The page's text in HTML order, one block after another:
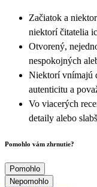
Začiatok a
niektorí čitatelia
Otvorený,
nespokojných
Niektorí vnímajú
autenticitu a
Vo viacerých
detaily alebo
Pomohlo vám zhrnutie?
Pomohlo
Nepomohlo